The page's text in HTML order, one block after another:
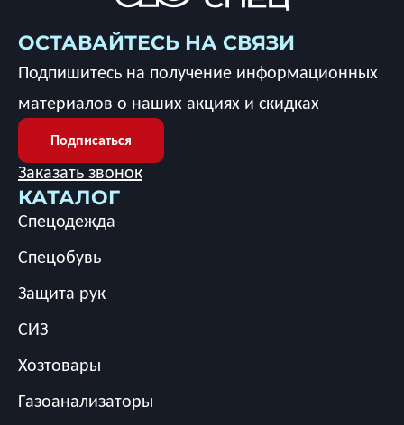
КАТАЛОГ
Спецодежда
Спецобувь
Защита рук
СИЗ
Хозтовары
Газоанализаторы
ОСТАВАЙТЕСЬ НА СВЯЗИ
Подпишитесь на получение информационных
материалов о наших акциях и скидках
Подписаться
Заказать звонок